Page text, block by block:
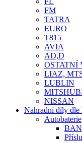
FM
TATRA
EURO
T815
AVIA
AD,D
OSTATNÍ
LIAZ,
LUBLIN
NISSAN
Nahradní díly dle
Autobaterie